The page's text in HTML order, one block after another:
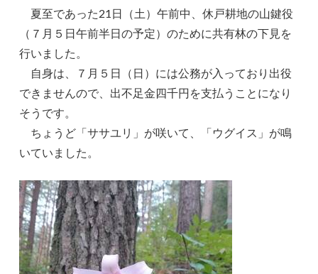
夏至であった21日（土）午前中、休戸耕地の山鍵役
（７月５日午前半日の予定）のために共有林の下見を
行いました。
自身は、７月５日（日）には公務が入っており出役
できませんので、出不足金四千円を支払うことになり
そうです。
ちょうど「ササユリ」が咲いて、「ウグイス」が鳴
いていました。